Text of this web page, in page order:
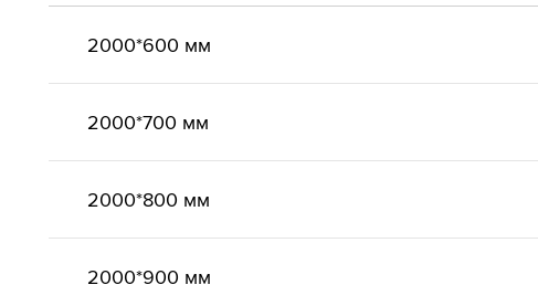
2000*600 мм
2000*700 мм
2000*800 мм
2000*900 мм